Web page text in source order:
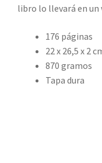
libro lo llevará en un
176 páginas
22 x 26,5 x 2
870 gramos
Tapa dura